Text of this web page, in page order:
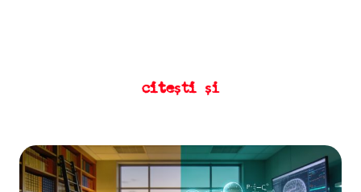
citești și